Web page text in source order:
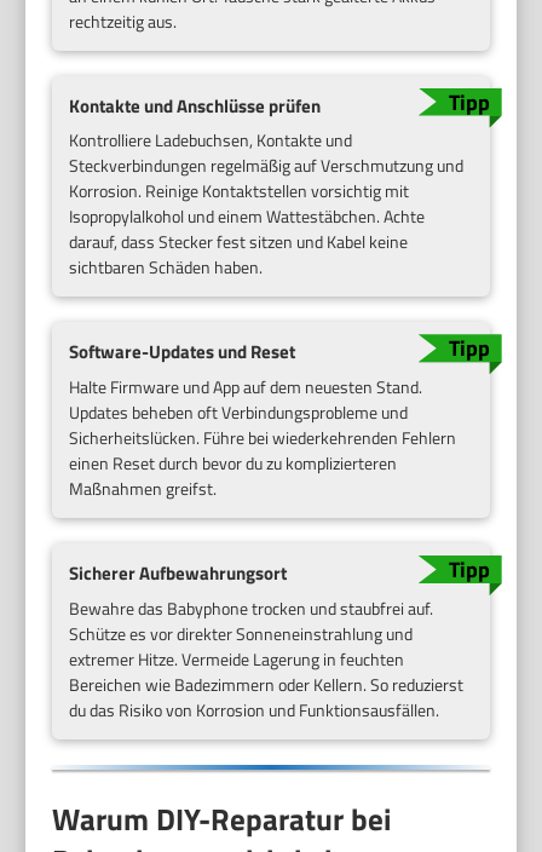
rechtzeitig aus.
Kontakte und Anschlüsse prüfen
Kontrolliere Ladebuchsen, Kontakte und
Steckverbindungen regelmäßig auf Verschmutzung und
Korrosion. Reinige Kontaktstellen vorsichtig mit
Isopropylalkohol und einem Wattestäbchen. Achte
darauf, dass Stecker fest sitzen und Kabel keine
sichtbaren Schäden haben.
Software-Updates und Reset
Halte Firmware und App auf dem neuesten Stand.
Updates beheben oft Verbindungsprobleme und
Sicherheitslücken. Führe bei wiederkehrenden Fehlern
einen Reset durch bevor du zu komplizierteren
Maßnahmen greifst.
Sicherer Aufbewahrungsort
Bewahre das Babyphone trocken und staubfrei auf.
Schütze es vor direkter Sonneneinstrahlung und
extremer Hitze. Vermeide Lagerung in feuchten
Bereichen wie Badezimmern oder Kellern. So reduzierst
du das Risiko von Korrosion und Funktionsausfällen.
Warum DIY-Reparatur bei